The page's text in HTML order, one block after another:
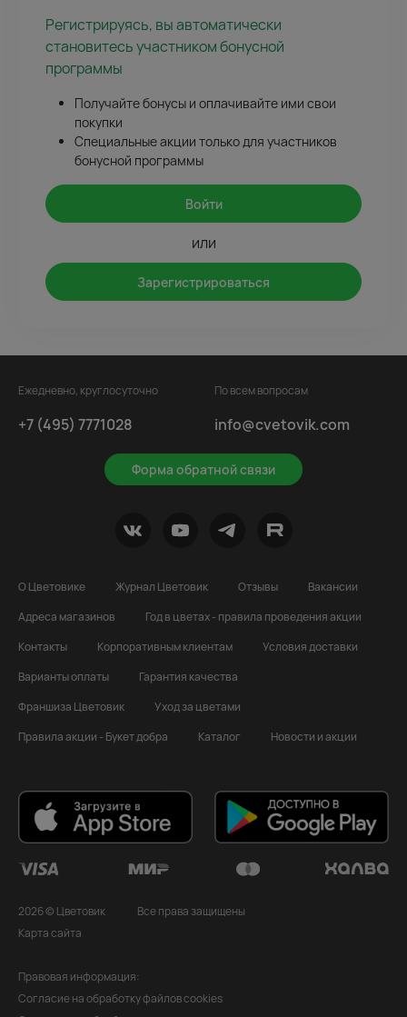
Регистрируясь, вы автоматически
становитесь участником бонусной
программы
Получайте бонусы и оплачивайте ими свои
покупки
Специальные акции только для участников
бонусной программы
Войти
или
Зарегистрироваться
Ежедневно, круглосуточно
+7 (495) 7771028
Форма обратной связи
По всем вопросам
info@cvetovik.com
О Цветовике Журнал Цветовик Отзывы
Вакансии
Адреса магазинов
Год в цветах - правила проведения акции
Контакты
Корпоративным клиентам
Условия доставки
Варианты оплаты
Гарантия качества
Франшиза Цветовик
Уход за цветами
Правила акции - Букет добра
Каталог Новости и акции
2026 © Цветовик
Все права защищены
Карта сайта
Правовая информация:
Согласие на обработку файлов cookies